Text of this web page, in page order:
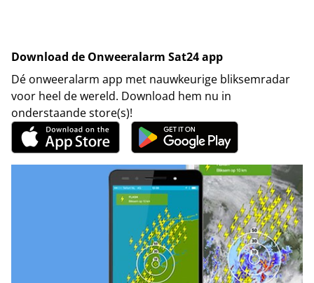
Download de Onweeralarm Sat24 app
Dé onweeralarm app met nauwkeurige bliksemradar
voor heel de wereld. Download hem nu in
onderstaande store(s)!